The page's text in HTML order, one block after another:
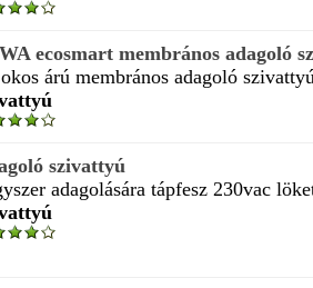
ecosmart membrános adagoló
árú membrános adagoló
szivattyú
adagolására tápfesz 230vac